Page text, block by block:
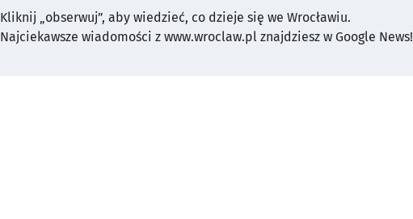
Kliknij „obserwuj”, aby wiedzieć, co dzieje się we Wrocławiu.
Najciekawsze wiadomości z www.wroclaw.pl znajdziesz w Google News!